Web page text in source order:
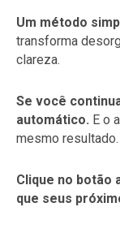
Um método
transforma
clareza.
Se você
automático. E o
mesmo resultado.
Clique no botão
que seus